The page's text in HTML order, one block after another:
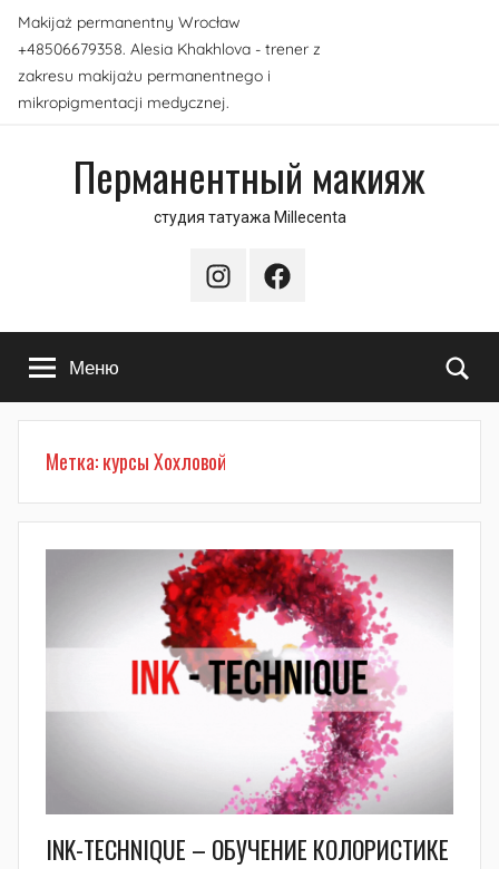
Перейти
содержимому
Makijaż permanentny Wrocław
+48506679358. Alesia Khakhlova - trener z
zakresu makijażu permanentnego i
mikropigmentacji medycznej.
Перманентный макияж
студия татуажа Millecenta
InstagramFacebook
Меню
Метка:курсы Хохловой
INK-TECHNIQUE – ОБУЧЕНИЕ КОЛОРИСТИКЕ